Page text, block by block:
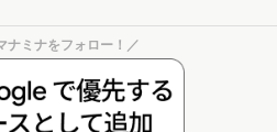
ナミナをフォロー！／